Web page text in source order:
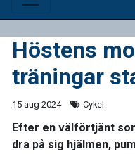
Höstens
träningar
15 aug 2024 Cykel
Efter en välförtjänt
dra på sig hjälmen,